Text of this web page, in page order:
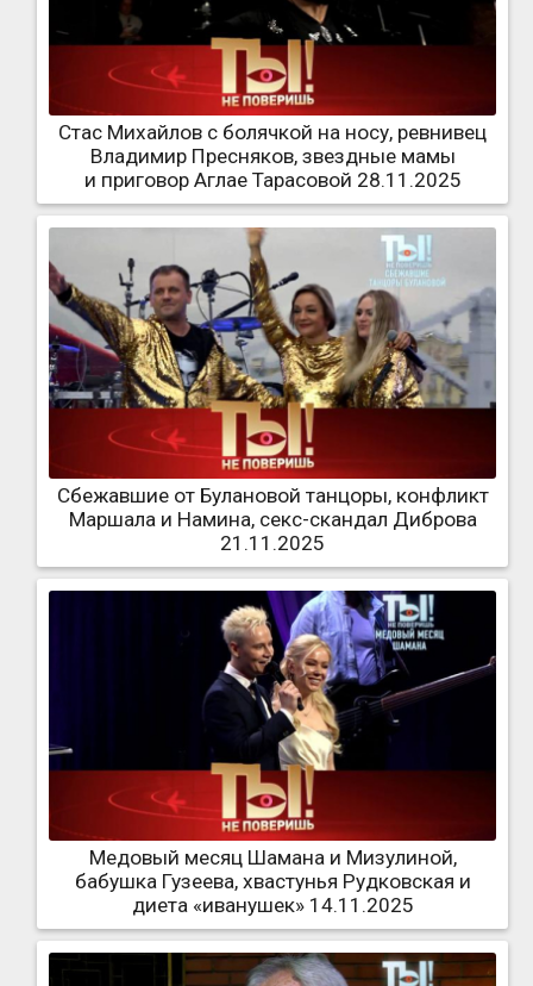
Стас Михайлов с болячкой на носу, ревнивец
Владимир Пресняков, звездные мамы
и приговор Аглае Тарасовой 28.11.2025
Сбежавшие от Булановой танцоры, конфликт
Маршала и Намина, секс-скандал Диброва
21.11.2025
Медовый месяц Шамана и Мизулиной,
бабушка Гузеева, хвастунья Рудковская и
диета «иванушек» 14.11.2025